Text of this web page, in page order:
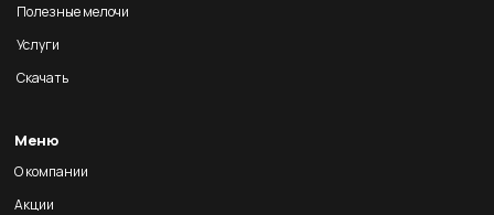
Полезные мелочи
Услуги
Скачать
Меню
О компании
Акции